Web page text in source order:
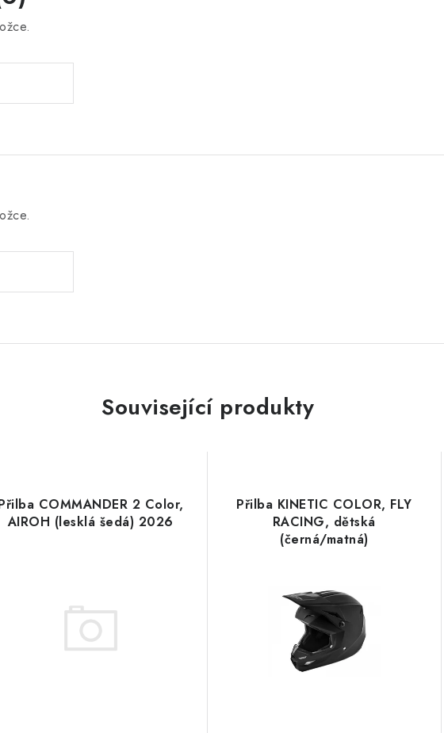
Související produkty
COMMANDER 2 Color,
AIROH (lesklá šedá) 2026
Přilba KINETIC COLOR, FLY
RACING, dětská
(černá/matná)